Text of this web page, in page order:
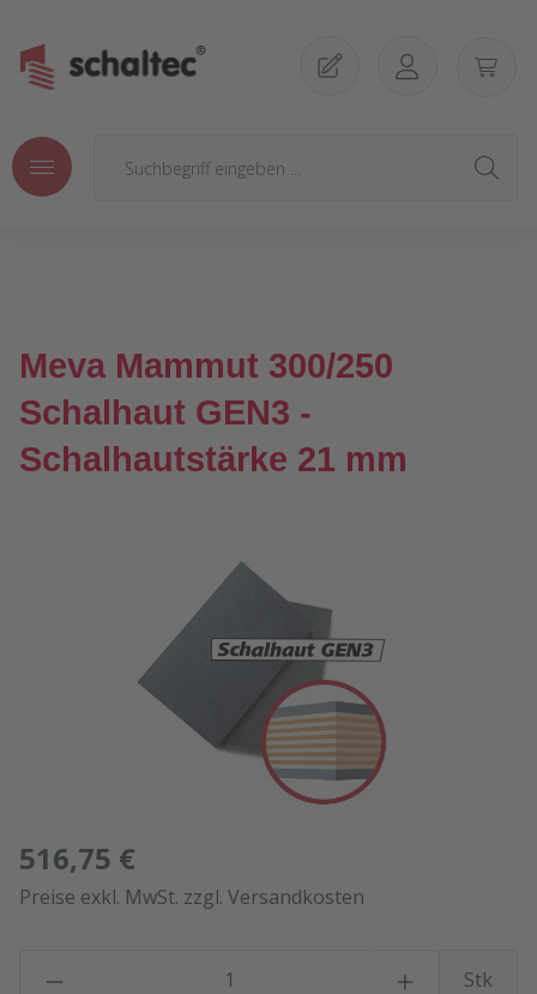
Meva Mammut 300/250
Schalhaut GEN3 -
Schalhautstärke 21 mm
Bildergalerie überspringen
516,75 €
Preise exkl. MwSt. zzgl. Versandkosten
Stk